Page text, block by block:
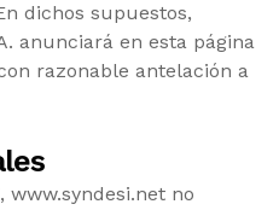
dichos supuestos,
anunciará en esta página
razonable antelación a
www.syndesi.net no